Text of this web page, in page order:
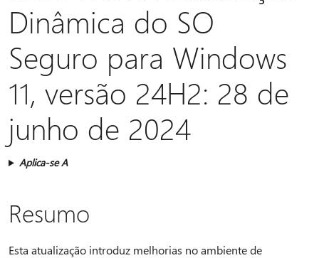
Dinâmica do SO
Seguro para Windows
11, versão 24H2: 28 de
junho de 2024
Aplica-se A
Resumo
Esta atualização introduz melhorias no ambiente de